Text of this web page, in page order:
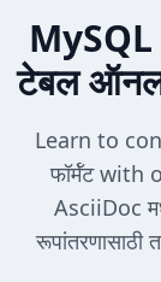
MySQL
टेबल
Learn to
फॉर्मॅट
AsciiDoc